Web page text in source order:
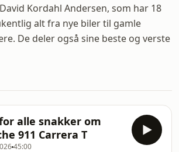
Kordahl Andersen, som har 18
alt fra nye biler til gamle
De deler også sine beste og verste
alle snakker om
911 Carrera T
45:00